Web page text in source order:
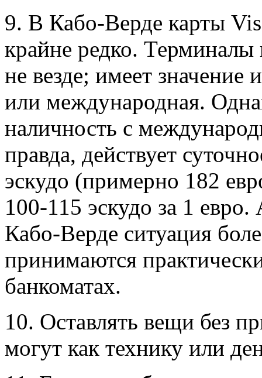
9. В Кабо-Верде карты
крайне редко.
не везде; имеет значение
или международная.
наличность с
правда, действует
эскудо (примерно 182
100-115 эскудо за 1
Кабо-Верде ситуация
принимаются
банкоматах.
10. Оставлять вещи без
могут как технику или